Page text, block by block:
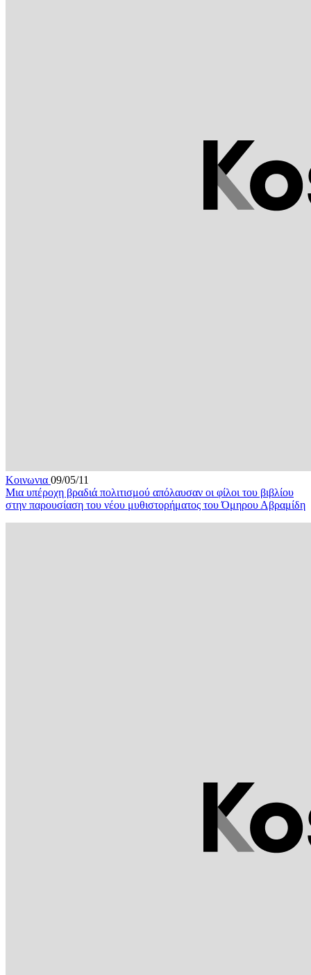
Κοινωνια 09/05/11
Μια υπέροχη βραδιά πολιτισμού απόλαυσαν οι φίλοι του βιβλίου
στην παρουσίαση του νέου μυθιστορήματος του Όμηρου Αβραμίδη